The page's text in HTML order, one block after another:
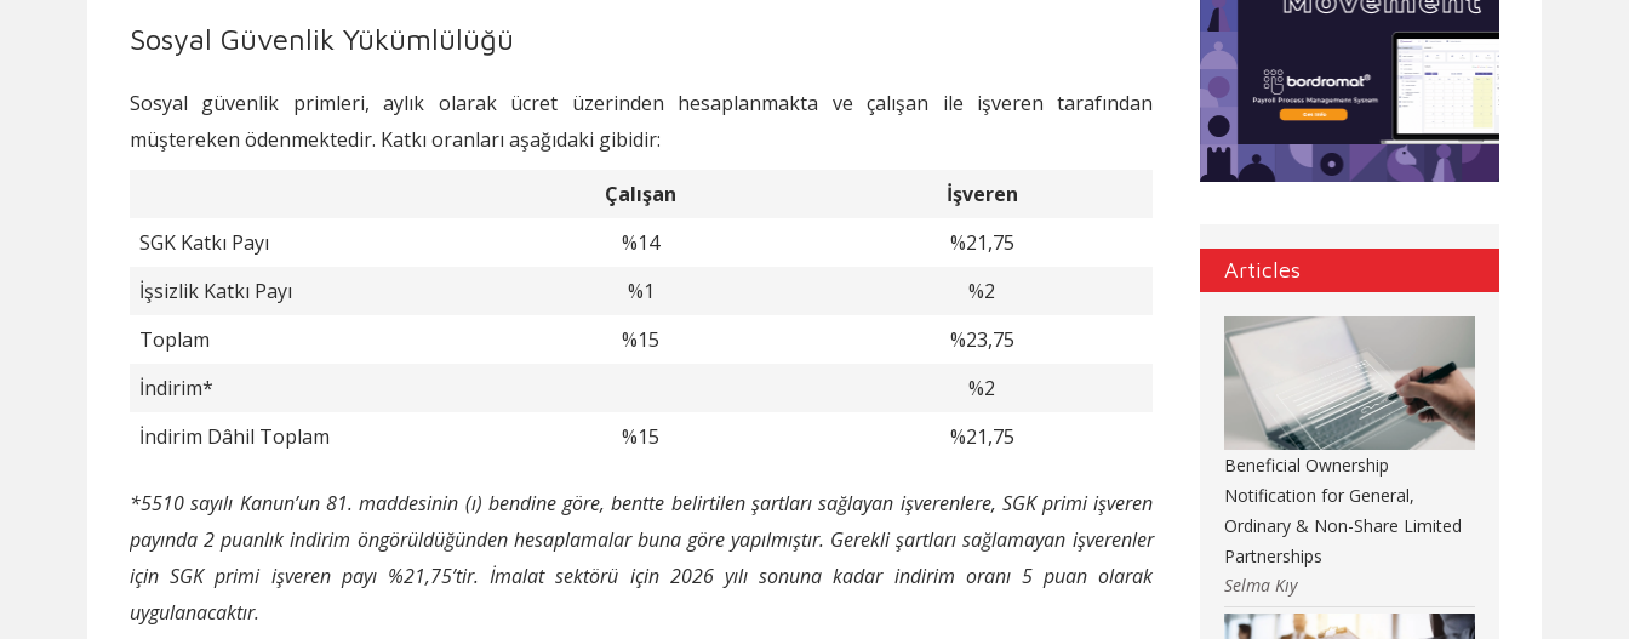
Sosyal Güvenlik Yükümlülüğü
Sosyal güvenlik primleri, aylık olarak ücret üzerinden hesaplanmakta ve çalışan ile işveren tarafından
müştereken ödenmektedir. Katkı oranları aşağıdaki gibidir:
Çalışan
İşveren
SGK Katkı Payı
%14
%21,75
İşsizlik Katkı Payı
%1
%2
Toplam
%15
%23,75
İndirim*
%2
İndirim Dâhil Toplam
%15 %21,75
*5510 sayılı Kanun’un 81. maddesinin (ı) bendine göre, bentte belirtilen şartları sağlayan işverenlere, SGK primi işveren
payında 2 puanlık indirim öngörüldüğünden hesaplamalar buna göre yapılmıştır. Gerekli şartları sağlamayan işverenler
için SGK primi işveren payı %21,75’tir. İmalat sektörü için 2026 yılı sonuna kadar indirim oranı 5 puan olarak
uygulanacaktır.
Articles
Beneficial Ownership
Notification for General,
Ordinary & Non-Share Limited
Partnerships
Selma Kıy